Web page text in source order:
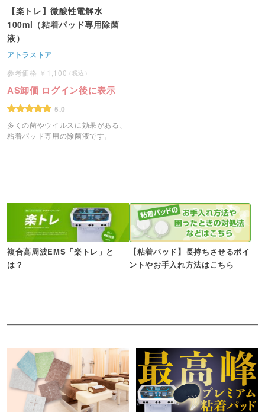
【楽トレ】微酸性電解水
100ml（粘着パッド専用除菌
液）
アトラストア
1,100
AS卸価 ログイン後に表示
5.0
多くの菌やウイルスに効果がある、
粘着パッド専用の除菌液です。
複合高周波EMS「楽トレ」と
は？
【粘着パッド】長持ちさせるポイ
ントやお手入れ方法はこちら